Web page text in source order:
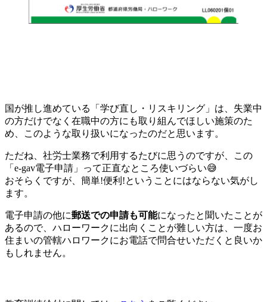
国が推し進めている「学び直し・リスキリング」は、失業中
の方だけでなく在職中の方にも取り組んでほしい施策のた
め、このような取り扱いになったのだと思います。
ただね、社労士業務で利用するたびに思うのですが、この
「e-gav電子申請」って正直なところ使いづらい😅
おそらくですが、簡単!便利!ということにはならない気がし
ます。
電子申請の他に郵送での申請も可能になったと聞いたことが
あるので、ハローワークに出向くことが難しい方は、一度お
住まいの管轄ハロワークにお電話で問合せいただくと良いか
もしれません。